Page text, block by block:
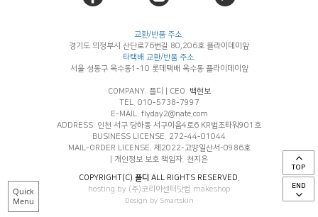
Quick
Menu
TOP
END
교환/반품 주소.
경기도 의정부시 산단로76번길 80,206호 플라이데이앞
타택배 교환/반품 주소.
서울 성동구 옥수동1-10 롯데택배 옥수동 플라이데이앞
COMPANY. 플디 CEO.
백현보
TEL. 010-5738-7997
E-MAIL. flyday2@nate.com
ADDRESS. 인천 서구 당하동 서구이음4로6 KR법조타워901호
BUSINESS LICENSE. 272-44-01044
MAIL-ORDER LICENSE. 제2022-고양일산서-0986호
개인정보 보호 책임자. 천지은
COPYRIGHT(C) 플디 ALL RIGHTS RESERVED.
hosting by (주)코리아센터닷컴 makeshop